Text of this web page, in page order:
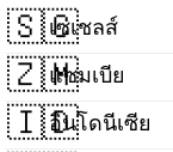
🇸🇨เซเชลส์
🇿🇲แซมเบีย
🇮🇩อินโดนีเซีย